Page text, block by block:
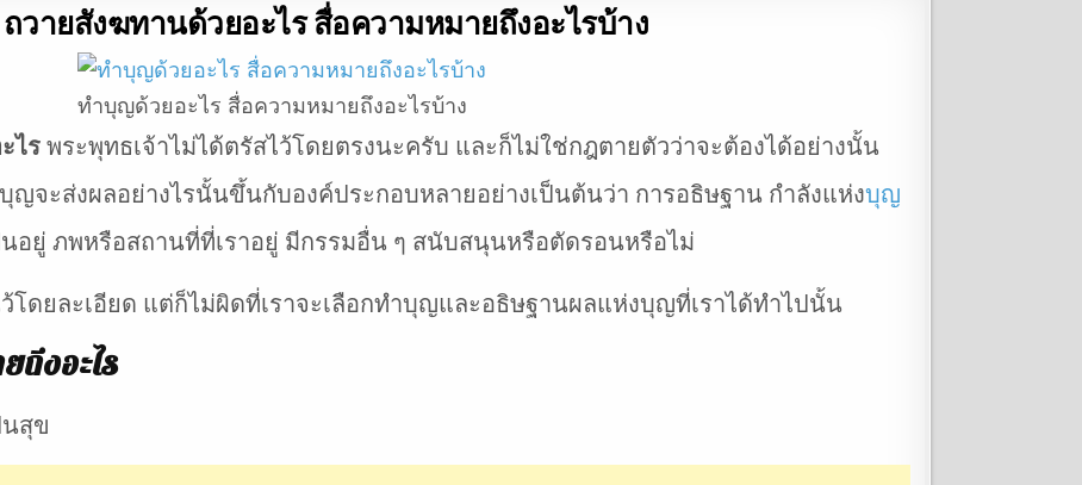
วายสังฆทานด้วยอะไร สื่อความหมายถึงอะไรบ้าง
ทำบุญด้วยอะไร สื่อความหมายถึงอะไรบ้าง
ไร พระพุทธเจ้าไม่ได้ตรัสไว้โดยตรงนะครับ และก็ไม่ใช่กฎตายตัวว่าจะต้องได้อย่างนั้น
ญจะส่งผลอย่างไรนั้นขึ้นกับองค์ประกอบหลายอย่างเป็นต้นว่า การอธิษฐาน กำลังแห่งบุญ
นอยู่ ภพหรือสถานที่ที่เราอยู่ มีกรรมอื่น ๆ สนับสนุนหรือตัดรอนหรือไม่
โดยละเอียด แต่ก็ไม่ผิดที่เราจะเลือกทำบุญและอธิษฐานผลแห่งบุญที่เราได้ทำไปนั้น
ถึงอะไร
นสุข